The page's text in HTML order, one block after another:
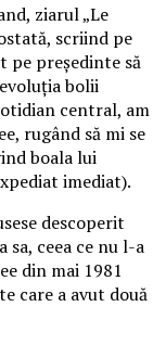
ziarul „Le
scriind pe
pe preşedinte să
bolii
central, am
rugând să mi se
boala lui
imediat).
descoperit
sa, ceea ce nu l-a
din mai 1981
care a avut două